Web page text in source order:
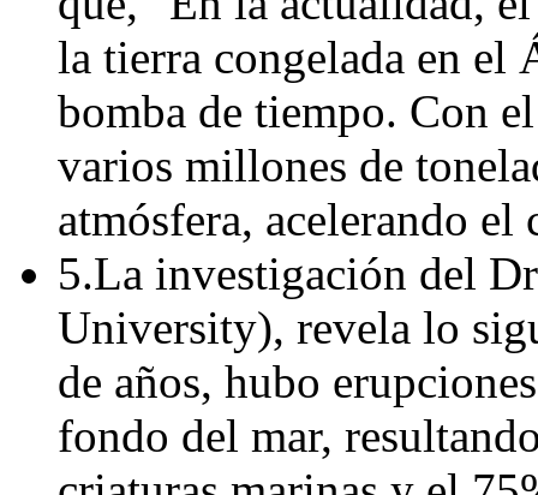
la tierra congelada en el
bomba de tiempo. Con
varios millones de
atmósfera, acelerando
5.La investigación del
University), revela lo
de años, hubo
fondo del mar,